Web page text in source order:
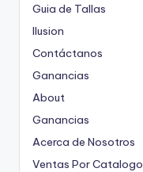
Guia de Tallas
Ilusion
Contáctanos
Ganancias
About
Ganancias
Acerca de Nosotros
Ventas Por Catalogo